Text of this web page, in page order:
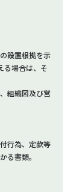
設置根拠を示
る場合は、そ
組織図及び営
行為、定款等
る書類。